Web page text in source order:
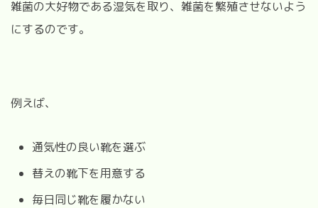
雑菌の大好物である湿気を取り、雑菌を繁殖させないよう
にするのです。
例えば、
通気性の良い靴を選ぶ
替えの靴下を用意する
毎日同じ靴を履かない